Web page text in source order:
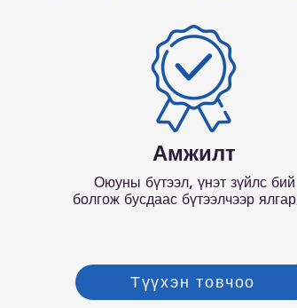
Амжилт
Оюуны бүтээл, үнэт зүйлс бий
болгож бусдаас бүтээлчээр
Түүхэн товчоо